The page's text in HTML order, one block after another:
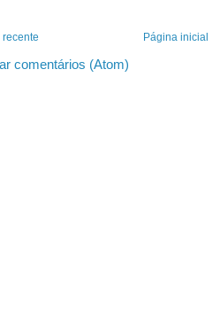
recente Página inicial
comentários (Atom)